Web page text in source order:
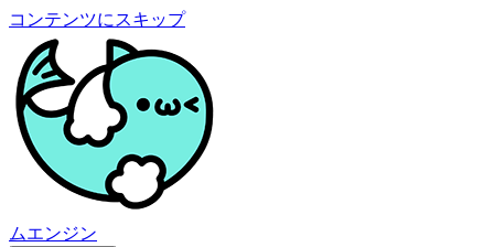
コンテンツにスキップ
ムエンジン